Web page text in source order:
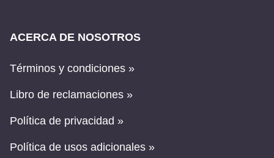
ACERCA DE NOSOTROS
Términos y condiciones »
Libro de reclamaciones »
Política de privacidad »
Política de usos adicionales »